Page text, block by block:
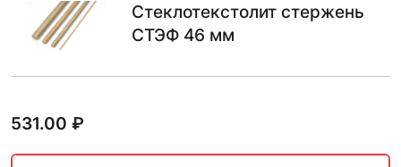
Стеклотекстолит стержень
СТЭФ 46 мм
531.00 ₽